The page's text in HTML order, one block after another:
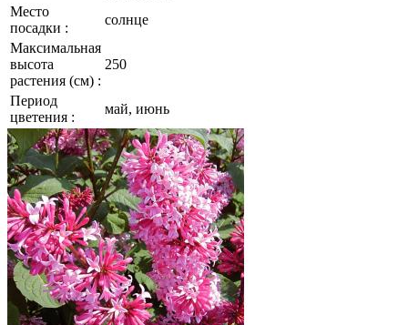
Место
посадки :
солнце
Максимальная
высота
растения (см) :
250
Период
цветения :
май, июнь